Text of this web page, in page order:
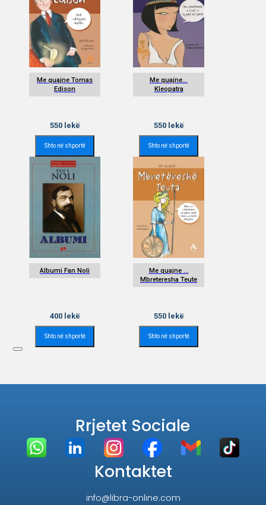
Me quajne Tomas
Edison
550lekë
Shto në shportë
Me quajne...
Kleopatra
550lekë
Shto në shportë
Albumi Fan Noli
400lekë
Shto në shportë
Me quajne …
Mbreteresha Teute
550lekë
Shto në shportë
Rrjetet Sociale
Kontaktet
info@libra-online.com